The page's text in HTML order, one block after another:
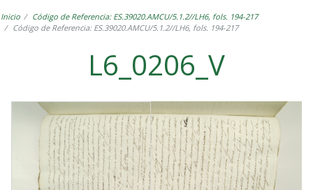
Inicio
Código de Referencia: ES.39020.AMCU/5.1.2//LH6, fols. 194-217
Código de Referencia: ES.39020.AMCU/5.1.2//LH6, fols. 194-217
L6_0206_V